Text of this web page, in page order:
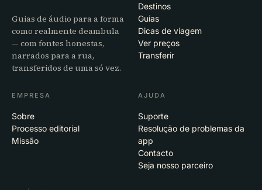
Guias de áudio para a forma
como realmente deambula
— com fontes honestas,
narrados para a rua,
transferidos de uma só vez.
Destinos
Guias
Dicas de viagem
Ver preços
Transferir
EMPRESA
Sobre
Processo editorial
Missão
AJUDA
Suporte
Resolução de problemas da
app
Contacto
Seja nosso parceiro